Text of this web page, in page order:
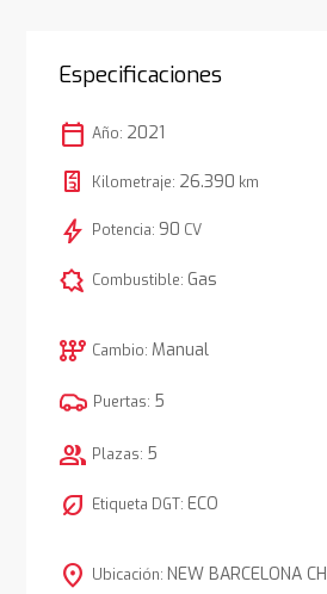
Especificaciones
calendar_today Año: 2021
Kilometraje: 26.390 km
bolt Potencia: 90 CV
comic_bubble Combustible: Gas
auto_transmission Cambio: Manual
Puertas: 5
group Plazas: 5
nest_eco_leaf Etiqueta DGT: ECO
location_on Ubicación: NEW BARCELONA CH